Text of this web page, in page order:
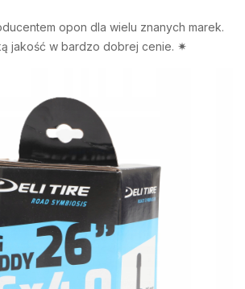
opon dla wielu znanych marek.
jakość w bardzo dobrej cenie. ✴